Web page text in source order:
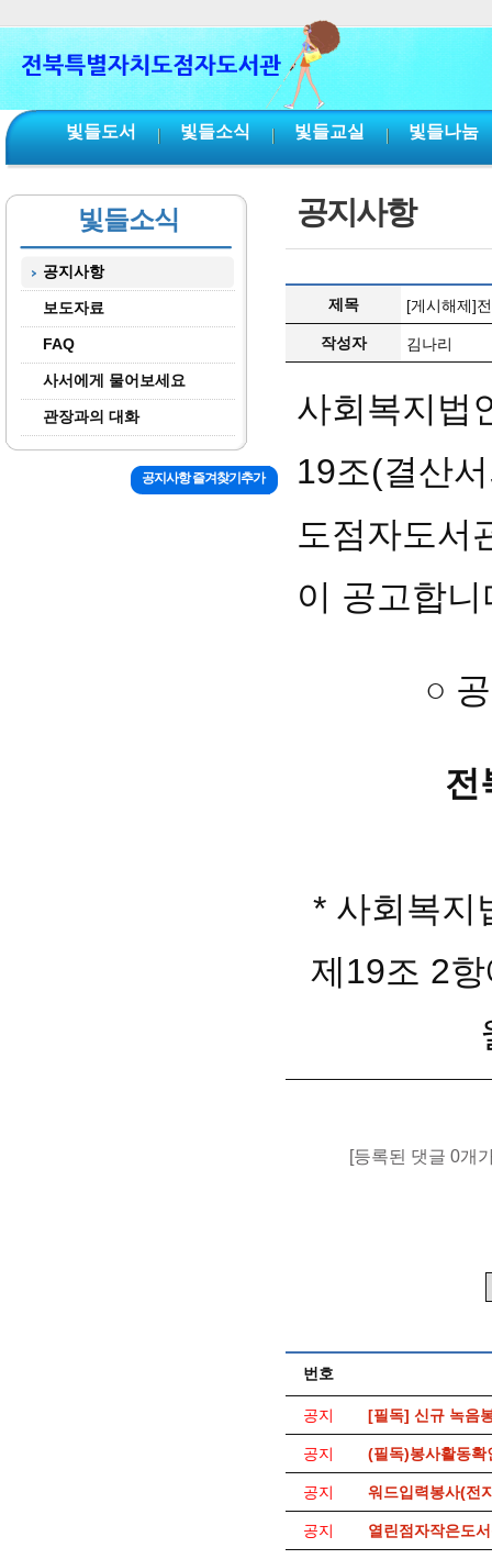
빛들도서 빛들소식 빛들교실 빛들나눔
빛들소식
공지사항
보도자료
FAQ
사서에게 물어보세요
관장과의 대화
공지사항
제목 [게시해제]
작성자 김나리
사회복지법
19조(결산
도점자도서
이 공고합니
○
전
* 사회복지
제19조 2
[등록된 댓글 0개
번호
공지 [필독] 신규 녹음
공지 (필독)봉사활동확
공지 워드입력봉사(전
공지 열린점자작은도
공지사항 즐겨찾기추가